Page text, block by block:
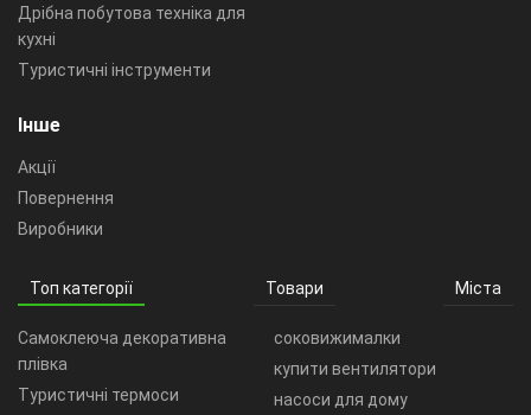
Дрібна побутова техніка для
кухні
Туристичні інструменти
Інше
Акції
Повернення
Виробники
Топ категорії Товари Міста
Самоклеюча декоративна
плівка
Туристичні термоси
соковижималки
купити вентилятори
насоси для дому